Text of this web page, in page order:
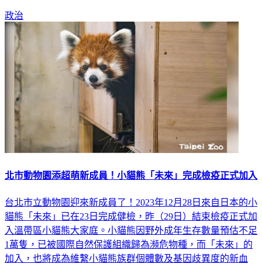
政治
北市動物園添超萌新成員！小貓熊「未來」完成檢疫正式加入
台北市立動物園迎來新成員了！2023年12月28日來自日本的小
貓熊「未來」已在23日完成健檢，昨（29日）結束檢疫正式加
入溫帶區小貓熊大家庭。小貓熊因野外成年生存數量預估不足
1萬隻，已被國際自然保護組織歸為瀕危物種，而「未來」的
加入，也將成為維繫小貓熊族群個體數及基因歧異度的新血